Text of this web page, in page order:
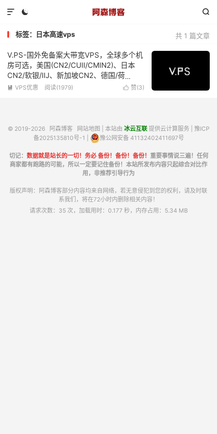
 

共 1 篇文章
标签：日本高速vps
V.PS-国外免备案大带宽VPS，全球多个机
房可选，美国(CN2/CUII/CMIN2)、日本
CN2/软银/IIJ、新加坡CN2、德国/荷
兰/CN2+CUII、英国CUII，特价优惠低至
 赞(3)
 VPS优惠 阅读(1979)
© 2019-2026 阿森博客 网站地图 | 本站由 冰云互联提供云计算服务 | 豫ICP
备2025135810号-1
豫公网安备 41132402411697号
切记： 数据就是站长的一切！务必 备份！备份！备份！ 重要事情说三遍！任何
商家都有跑路的可能，所以一定要记住备份！本站所发布内容只起综合对比作
用，非推荐引导行为
版权声明：阿森博客部分内容均来自网络，若无意侵犯到您的权利，请及时联
系我们，将在72小时内删除相关内容！
请求次数：35 次，加载用时：0.177 秒，内存占用：5.34 MB